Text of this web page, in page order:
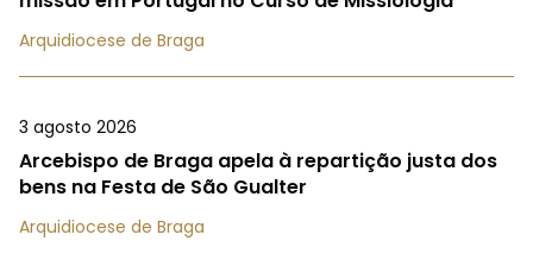
Arquidiocese de Braga
3 agosto 2026
Arcebispo de Braga apela à repartição justa dos
bens na Festa de São Gualter
Arquidiocese de Braga